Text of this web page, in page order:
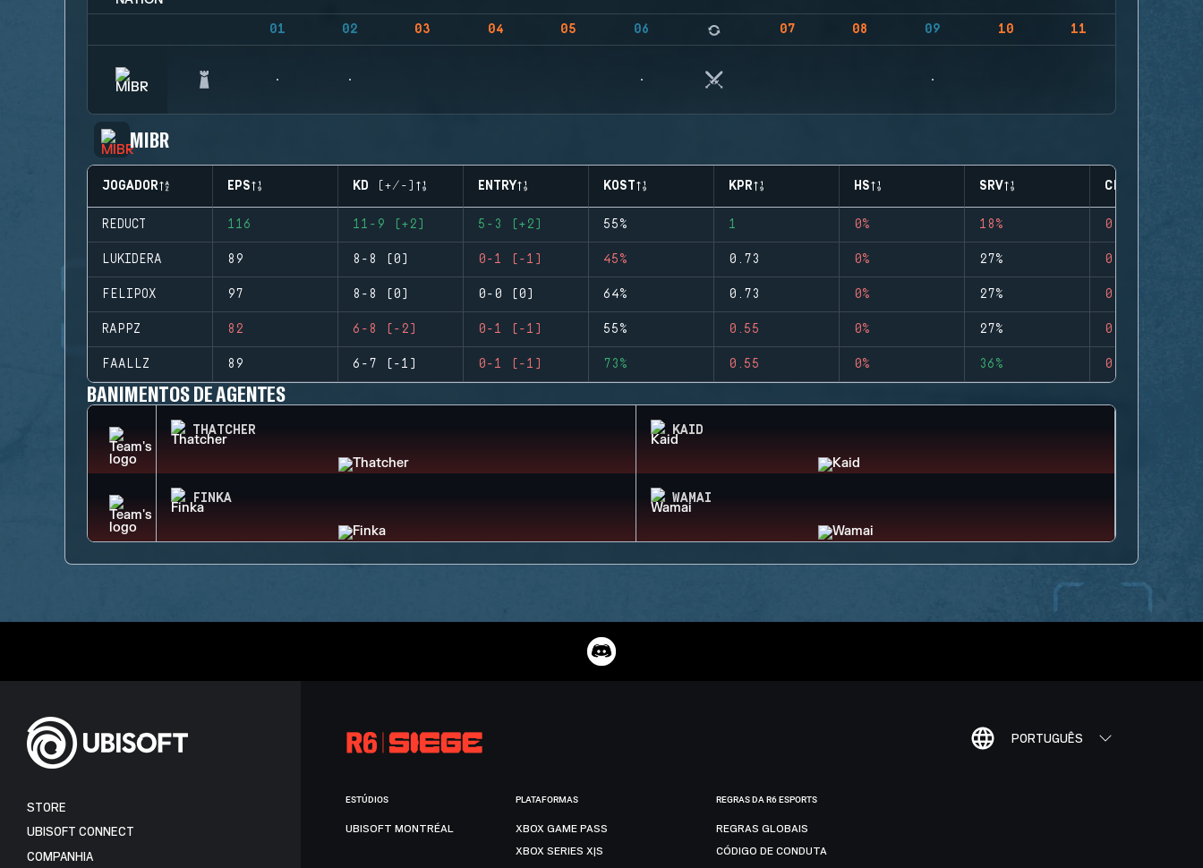
01 02 03 04 05 06 07 08 09 10 11
MIBR
JOGADOR EPS KD (+/-) ENTRY KOST KPR HS SRV CLUTCHES
REDUCT 116 11-9 (+2) 5-3 (+2) 55% 1 0% 18% 0
LUKIDERA 89 8-8 (0) 0-1 (-1) 45% 0.73 0% 27% 0
FELIPOX 97 8-8 (0) 0-0 (0) 64% 0.73 0% 27% 0
RAPPZ 82 6-8 (-2) 0-1 (-1) 55% 0.55 0% 27% 0
FAALLZ 89 6-7 (-1) 0-1 (-1) 73% 0.55 0% 36% 0
BANIMENTOS DE AGENTES
THATCHER KAID
FINKA WAMAI
PORTUGUÊS
STORE
UBISOFT CONNECT
COMPANHIA
ESTÚDIOS
UBISOFT MONTRÉAL
PLATAFORMAS
XBOX GAME PASS
XBOX SERIES X|S
REGRAS DA R6 ESPORTS
REGRAS GLOBAIS
CÓDIGO DE CONDUTA